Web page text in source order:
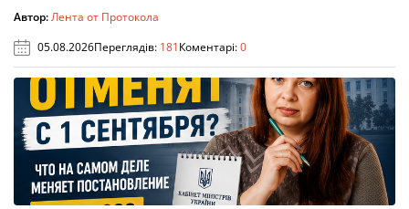
Автор:Лента от Протокола
05.08.2026Переглядів: 181Коментарі:0